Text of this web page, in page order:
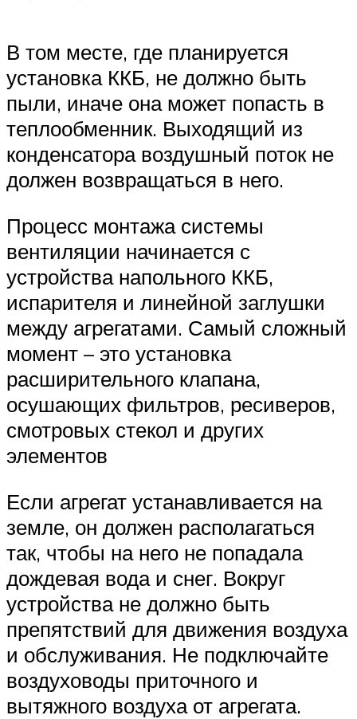
В том месте, где планируется
установка ККБ, не должно быть
пыли, иначе она может попасть в
теплообменник. Выходящий из
конденсатора воздушный поток не
должен возвращаться в него.
Процесс монтажа системы
вентиляции начинается с
устройства напольного ККБ,
испарителя и линейной заглушки
между агрегатами. Самый сложный
момент – это установка
расширительного клапана,
осушающих фильтров, ресиверов,
смотровых стекол и других
элементов
Если агрегат устанавливается на
земле, он должен располагаться
так, чтобы на него не попадала
дождевая вода и снег. Вокруг
устройства не должно быть
препятствий для движения воздуха
и обслуживания. Не подключайте
воздуховоды приточного и
вытяжного воздуха от агрегата.